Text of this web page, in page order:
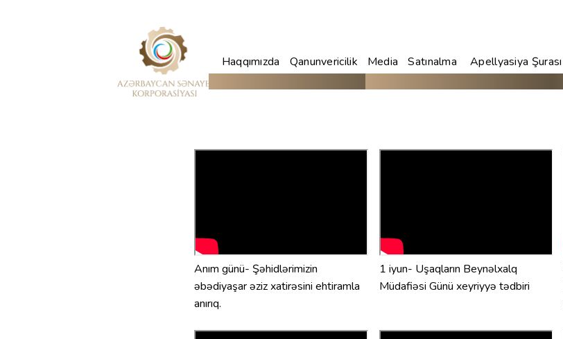
Haqqımızda Qanunvericilik Media Satınalma Apellyasiya Şurası
Anım günü- Şəhidlərimizin
əbədiyaşar əziz xatirəsini ehtiramla
anırıq.
1 iyun- Uşaqların Beynəlxalq
Müdafiəsi Günü xeyriyyə tədbiri